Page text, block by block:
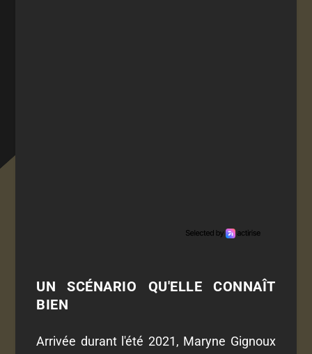
UN SCÉNARIO QU'ELLE CONNAÎT
BIEN
Arrivée durant l'été 2021, Maryne Gignoux